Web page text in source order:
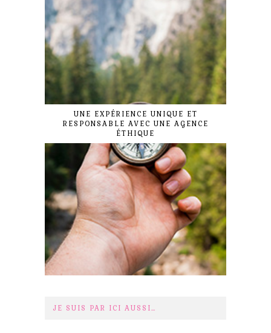
UNE EXPÉRIENCE UNIQUE ET
RESPONSABLE AVEC UNE AGENCE
ÉTHIQUE
JE SUIS PAR ICI AUSSI…